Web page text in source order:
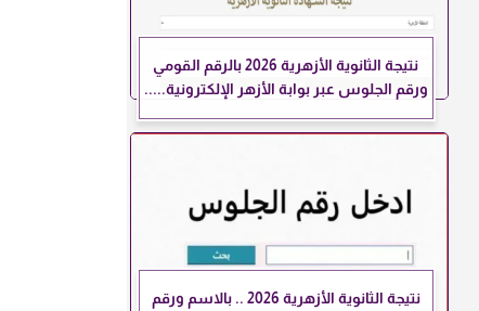
نتيجة الثانوية الأزهرية 2026 بالرقم القومي
ورقم الجلوس عبر بوابة الأزهر الإلكترونية.....
نتيجة الثانوية الأزهرية 2026 .. بالاسم ورقم